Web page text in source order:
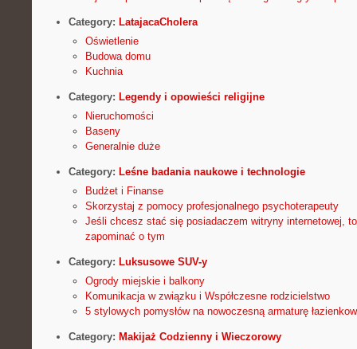
Category: LatajacaCholera
Oświetlenie
Budowa domu
Kuchnia
Category: Legendy i opowieści religijne
Nieruchomości
Baseny
Generalnie duże
Category: Leśne badania naukowe i technologie
Budżet i Finanse
Skorzystaj z pomocy profesjonalnego psychoterapeuty
Jeśli chcesz stać się posiadaczem witryny internetowej,
zapominać o tym
Category: Luksusowe SUV-y
Ogrody miejskie i balkony
Komunikacja w związku i Współczesne rodzicielstwo
5 stylowych pomysłów na nowoczesną armaturę
Category: Makijaż Codzienny i Wieczorowy